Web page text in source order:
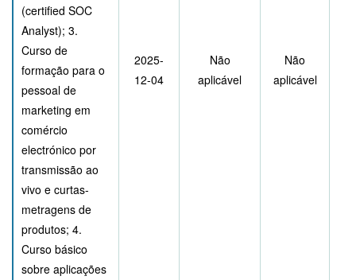
(certified SOC
Analyst); 3.
Curso de
formação para o
pessoal de
marketing em
comércio
electrónico por
transmissão ao
vivo e curtas-
metragens de
produtos; 4.
Curso básico
sobre aplicações
2025-
12-04
Não
aplicável
Não
aplicável